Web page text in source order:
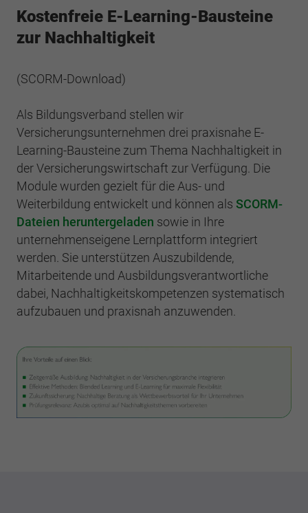
Kostenfreie E-Learning-Bausteine
zur Nachhaltigkeit
(SCORM-Download)
Als Bildungsverband stellen wir
Versicherungsunternehmen drei praxisnahe E-
Learning-Bausteine zum Thema Nachhaltigkeit in
der Versicherungswirtschaft zur Verfügung. Die
Module wurden gezielt für die Aus- und
Weiterbildung entwickelt und können als SCORM-
Dateien heruntergeladen sowie in Ihre
unternehmenseigene Lernplattform integriert
werden. Sie unterstützen Auszubildende,
Mitarbeitende und Ausbildungsverantwortliche
dabei, Nachhaltigkeitskompetenzen systematisch
aufzubauen und praxisnah anzuwenden.